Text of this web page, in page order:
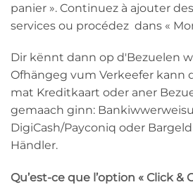
panier ». Continuez à ajouter
services ou procédez dans «
Dir kënnt dann op d'Bezuelen
Ofhängeg vum Verkeefer kann
mat Kreditkaart oder aner
gemaach ginn:
DigiCash/Payconiq oder
Händler.
Qu’est-ce que l’option « Click &